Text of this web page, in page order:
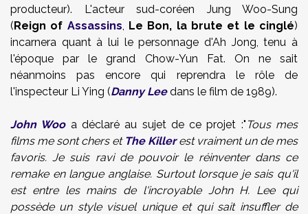
producteur). L'acteur sud-coréen Jung Woo-Sung
(Reign of Assassins, Le Bon, la brute et le cinglé)
incarnera quant à lui le personnage d'Ah Jong, tenu à
l'époque par le grand Chow-Yun Fat. On ne sait
néanmoins pas encore qui reprendra le rôle de
l'inspecteur Li Ying (Danny Leedans le film de 1989).
John Wooa déclaré au sujet de ce projet :" Tous mes
films me sont cherset The Killer est vraiment un de mes
favoris. Je suis ravi de pouvoir le réinventerdans ce
remake enlangue anglaise. Surtout lorsque je sais qu'il
est entre lesmainsde l'incroyable John H. Leequi
possède un style visuel unique et qui sait insuffler de